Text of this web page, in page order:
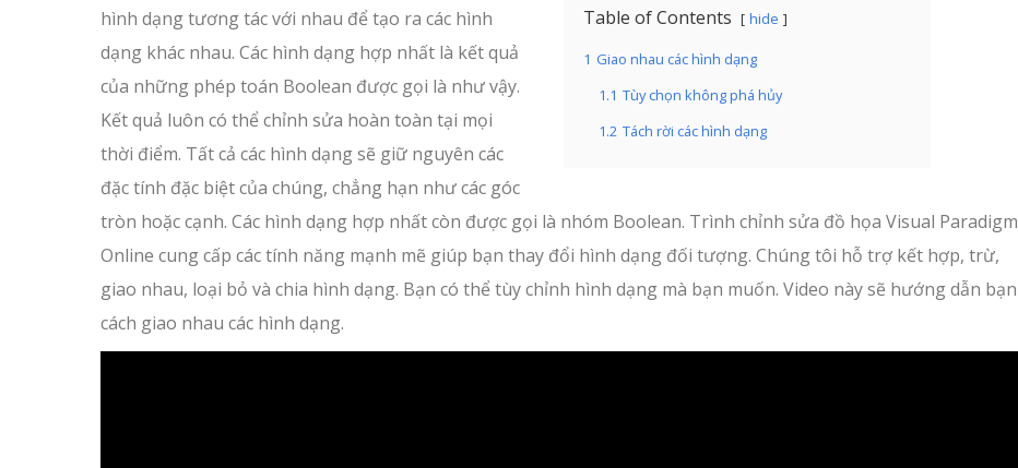
Table of Contents hide
1 Giao nhau các hình dạng
1.1 Tùy chọn không phá hủy
1.2 Tách rời các hình dạng
hình dạng tương tác với nhau để tạo ra các hình
dạng khác nhau. Các hình dạng hợp nhất là kết quả
của những phép toán Boolean được gọi là như vậy.
Kết quả luôn có thể chỉnh sửa hoàn toàn tại mọi
thời điểm. Tất cả các hình dạng sẽ giữ nguyên các
đặc tính đặc biệt của chúng, chẳng hạn như các góc
tròn hoặc cạnh. Các hình dạng hợp nhất còn được gọi là nhóm Boolean. Trình chỉnh sửa đồ họa Visual Paradigm
Online cung cấp các tính năng mạnh mẽ giúp bạn thay đổi hình dạng đối tượng. Chúng tôi hỗ trợ kết hợp, trừ,
giao nhau, loại bỏ và chia hình dạng. Bạn có thể tùy chỉnh hình dạng mà bạn muốn. Video này sẽ hướng dẫn bạn
cách giao nhau các hình dạng.